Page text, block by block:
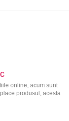
online, acum sunt
produsul, acesta